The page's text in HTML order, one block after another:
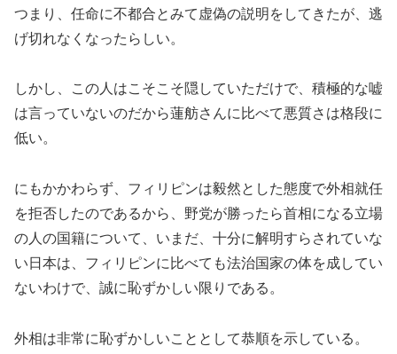
つまり、任命に不都合とみて虚偽の説明をしてきたが、逃
げ切れなくなったらしい。
しかし、この人はこそこそ隠していただけで、積極的な嘘
は言っていないのだから蓮舫さんに比べて悪質さは格段に
低い。
にもかかわらず、フィリピンは毅然とした態度で外相就任
を拒否したのであるから、野党が勝ったら首相になる立場
の人の国籍について、いまだ、十分に解明すらされていな
い日本は、フィリピンに比べても法治国家の体を成してい
ないわけで、誠に恥ずかしい限りである。
外相は非常に恥ずかしいこととして恭順を示している。